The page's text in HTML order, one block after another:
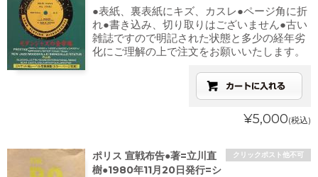
●表紙、裏表紙にキズ、カスレ●ページ角に折
れ●書き込み、切り取りはございません●古い
雑誌ですので明記された状態と多少の経年劣
化にご理解の上で注文をお願いいたします。
¥5,000(税込)
クリックポスト他不可
ポリス 宣戦布告●著=立川直
樹●1980年11月20日発行=シ